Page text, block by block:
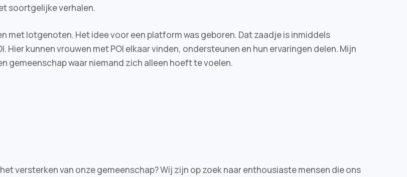
soortgelijke verhalen.
met lotgenoten. Het idee voor een platform was geboren. Dat zaadje is inmiddels
kunnen vrouwen met POI elkaar vinden, ondersteunen en hun ervaringen delen. Mijn
gemeenschap waar niemand zich alleen hoeft te voelen.
versterken van onze gemeenschap? Wij zijn op zoek naar enthousiaste mensen die ons